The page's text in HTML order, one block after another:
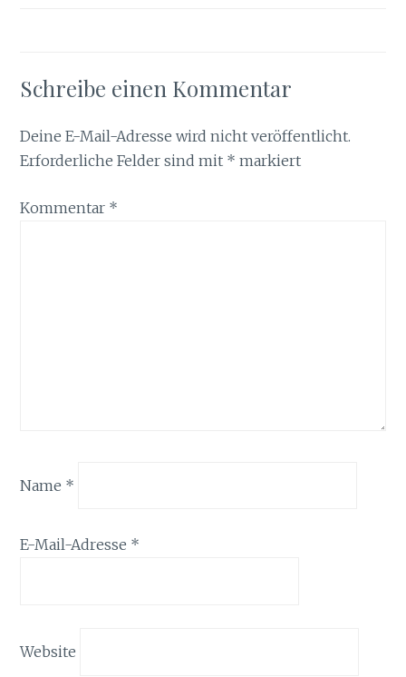
Schreibe einen Kommentar
Deine E-Mail-Adresse wird nicht veröffentlicht.
Erforderliche Felder sind mit * markiert
Kommentar *
Name *
E-Mail-Adresse *
Website